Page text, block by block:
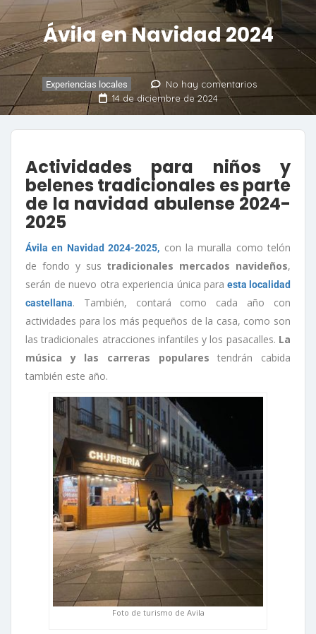
Ávila en Navidad 2024
Experiencias locales
No hay comentarios
14 de diciembre de 2024
Actividades para niños y
belenes tradicionales es parte
de la navidad abulense 2024-
2025
Ávila en Navidad 2024-2025, con la muralla como telón
de fondo y sus tradicionales mercados navideños,
serán de nuevo otra experiencia única para esta localidad
castellana. También, contará como cada año con
actividades para los más pequeños de la casa, como son
las tradicionales atracciones infantiles y los pasacalles. La
música y las carreras populares tendrán cabida
también este año.
Foto de turismo de Avila